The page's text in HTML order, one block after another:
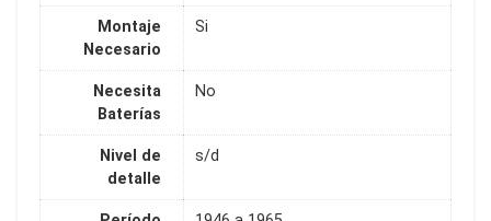
Montaje
Necesario
Si
Necesita
Baterías
No
Nivel de
detalle
s/d